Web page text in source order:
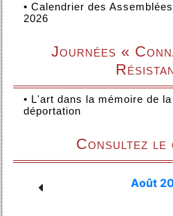
• Calendrier des
2026
Journées «
• L'art dans la mémoire de
déportation
Consultez le